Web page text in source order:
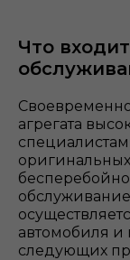
Что
агрегата
автомобиля и
следующих